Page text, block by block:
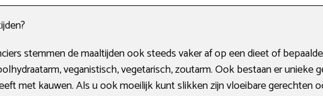
stemmen de maaltijden ook steeds vaker af op een dieet of
veganistisch, vegetarisch, zoutarm. Ook bestaan er unieke
met kauwen. Als u ook moeilijk kunt slikken zijn vloeibare gerechten